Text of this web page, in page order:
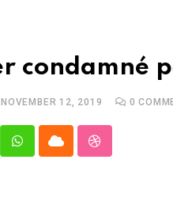
condamné
NOVEMBER 12, 2019 0
WhatsappCloud StumbleUpon